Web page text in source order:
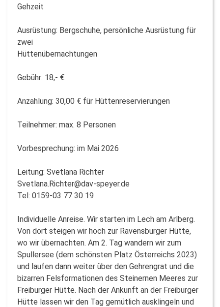
Gehzeit
Ausrüstung: Bergschuhe, persönliche Ausrüstung für
zwei
Hüttenübernachtungen
Gebühr: 18,- €
Anzahlung: 30,00 € für Hüttenreservierungen
Teilnehmer: max. 8 Personen
Vorbesprechung: im Mai 2026
Leitung: Svetlana Richter
Svetlana.Richter@dav-speyer.de
Tel: 0159-03 77 30 19
Individuelle Anreise. Wir starten im Lech am Arlberg.
Von dort steigen wir hoch zur Ravensburger Hütte,
wo wir übernachten. Am 2. Tag wandern wir zum
Spullersee (dem schönsten Platz Österreichs 2023)
und laufen dann weiter über den Gehrengrat und die
bizarren Felsformationen des Steinernen Meeres zur
Freiburger Hütte. Nach der Ankunft an der Freiburger
Hütte lassen wir den Tag gemütlich ausklingeln und